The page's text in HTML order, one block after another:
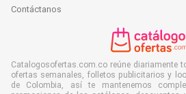
Contáctanos
Catalogosofertas.com.co reúne diariamente
ofertas semanales, folletos publicitarios y
de Colombia, así te mantenemos